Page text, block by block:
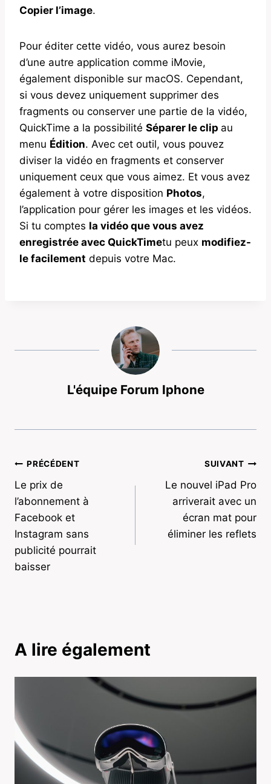
Copier l’image.
Pour éditer cette vidéo, vous aurez besoin
d’une autre application comme iMovie,
également disponible sur macOS. Cependant,
si vous devez uniquement supprimer des
fragments ou conserver une partie de la vidéo,
QuickTime a la possibilité Séparer le clip au
menu Édition. Avec cet outil, vous pouvez
diviser la vidéo en fragments et conserver
uniquement ceux que vous aimez. Et vous avez
également à votre disposition Photos,
l’application pour gérer les images et les vidéos.
Si tu comptes la vidéo que vous avez
enregistrée avec QuickTimetu peux modifiez-
le facilement depuis votre Mac.
L'équipe Forum Iphone
Navigation
de
l’article
PRÉCÉDENT
Le prix de
l’abonnement à
Facebook et
Instagram sans
publicité pourrait
baisser
SUIVANT
Le nouvel iPad Pro
arriverait avec un
écran mat pour
éliminer les reflets
A lire également